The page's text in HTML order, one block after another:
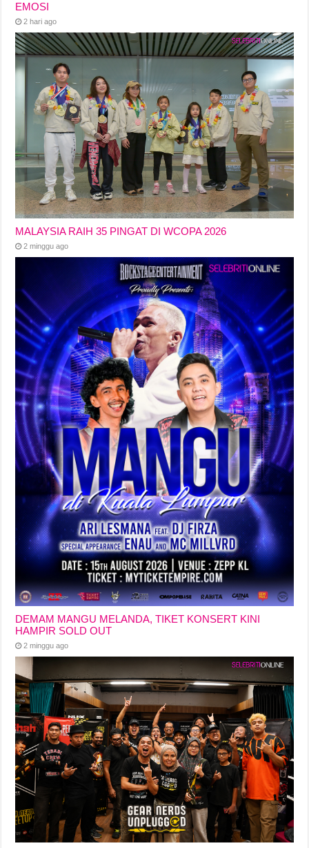
EMOSI
2 hari ago
MALAYSIA RAIH 35 PINGAT DI WCOPA 2026
2 minggu ago
DEMAM MANGU MELANDA, TIKET KONSERT KINI
HAMPIR SOLD OUT
2 minggu ago